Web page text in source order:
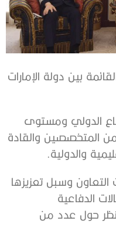
بين دولة الإمارات
الدولي ومستوى
المتخصصين والقادة
والدولية.
التعاون وسبل تعزيزها
الدفاعية
حول عدد من